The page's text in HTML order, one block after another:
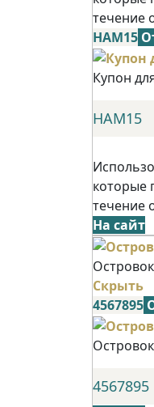
течение
НАМ15
Купон
НАМ15
которые
течение
На сайт
Скрыть
4567895
4567895